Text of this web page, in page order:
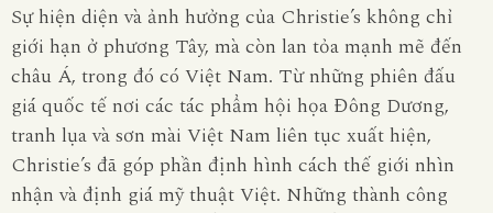
Sự hiện diện và ảnh hưởng của Christie’s không chỉ
giới hạn ở phương Tây, mà còn lan tỏa mạnh mẽ đến
châu Á, trong đó có Việt Nam. Từ những phiên đấu
giá quốc tế nơi các tác phẩm hội họa Đông Dương,
tranh lụa và sơn mài Việt Nam liên tục xuất hiện,
Christie’s đã góp phần định hình cách thế giới nhìn
nhận và định giá mỹ thuật Việt. Những thành công